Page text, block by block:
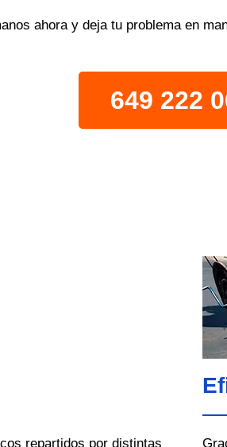
ahora y deja tu problema en
649 222
repartidos por distintas